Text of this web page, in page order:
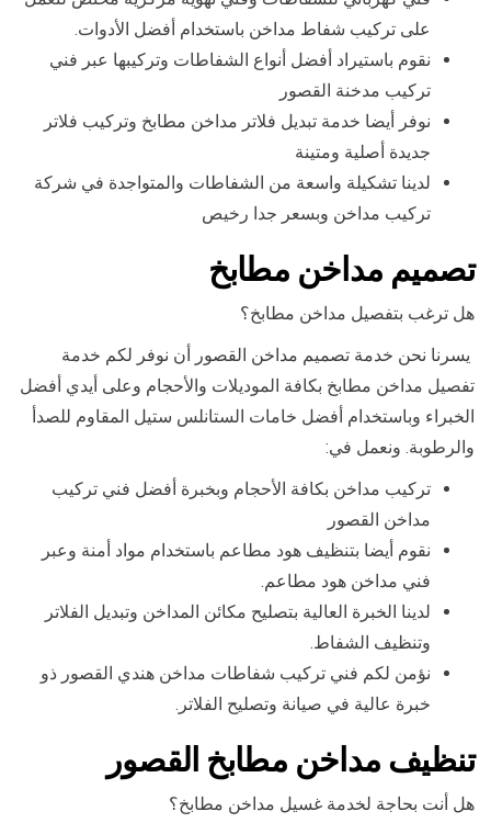
على تركيب شفاط مداخن باستخدام أفضل الأدوات.
نقوم باستيراد أفضل أنواع الشفاطات وتركيبها عبر فني
تركيب مدخنة القصور
نوفر أيضا خدمة تبديل فلاتر مداخن مطابخ وتركيب فلاتر
جديدة أصلية ومتينة
لدينا تشكيلة واسعة من الشفاطات والمتواجدة في شركة
تركيب مداخن وبسعر جدا رخيص
تصميم مداخن مطابخ
هل ترغب بتفصيل مداخن مطابخ؟
يسرنا نحن خدمة تصميم مداخن القصور أن نوفر لكم خدمة
تفصيل مداخن مطابخ بكافة الموديلات والأحجام وعلى أيدي أفضل
الخبراء وباستخدام أفضل خامات الستانلس ستيل المقاوم للصدأ
والرطوبة. ونعمل في:
تركيب مداخن بكافة الأحجام وبخبرة أفضل فني تركيب
مداخن القصور
نقوم أيضا بتنظيف هود مطاعم باستخدام مواد أمنة وعبر
فني مداخن هود مطاعم.
لدينا الخبرة العالية بتصليح مكائن المداخن وتبديل الفلاتر
وتنظيف الشفاط.
نؤمن لكم فني تركيب شفاطات مداخن هندي القصور ذو
خبرة عالية في صيانة وتصليح الفلاتر.
تنظيف مداخن مطابخ القصور
هل أنت بحاجة لخدمة غسيل مداخن مطابخ؟